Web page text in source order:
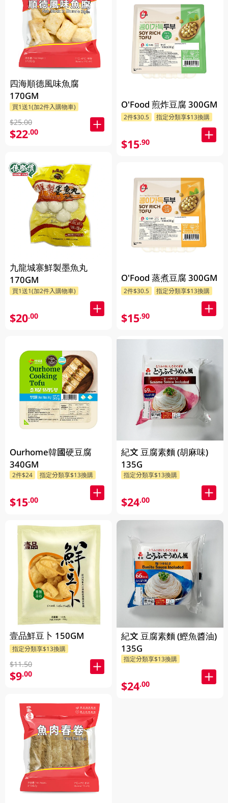
四海順德風味魚腐
170GM
買1送1(加2件入購物車)
$25.00
$22.00
九龍城寨鮮製墨魚丸
170GM
買1送1(加2件入購物車)
$20.00
Ourhome韓國硬豆腐
340GM
2件$24 指定分類享$13換購
$15.00
壹品鮮豆卜 150GM
指定分類享$13換購
$11.50
$9.00
O'Food 煎炸豆腐 300GM
2件$30.5 指定分類享$13換購
$15.90
O'Food 蒸煮豆腐 300GM
2件$30.5 指定分類享$13換購
$15.90
紀文 豆腐素麵 (胡麻味)
135G
指定分類享$13換購
$24.00
紀文 豆腐素麵 (鰹魚醬油)
135G
指定分類享$13換購
$24.00